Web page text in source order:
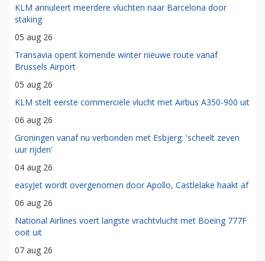
KLM annuleert meerdere vluchten naar Barcelona door
staking
05 aug 26
Transavia opent komende winter nieuwe route vanaf
Brussels Airport
05 aug 26
KLM stelt eerste commerciële vlucht met Airbus A350-900 uit
06 aug 26
Groningen vanaf nu verbonden met Esbjerg: 'scheelt zeven
uur rijden'
04 aug 26
easyJet wordt overgenomen door Apollo, Castlelake haakt af
06 aug 26
National Airlines voert langste vrachtvlucht met Boeing 777F
ooit uit
07 aug 26